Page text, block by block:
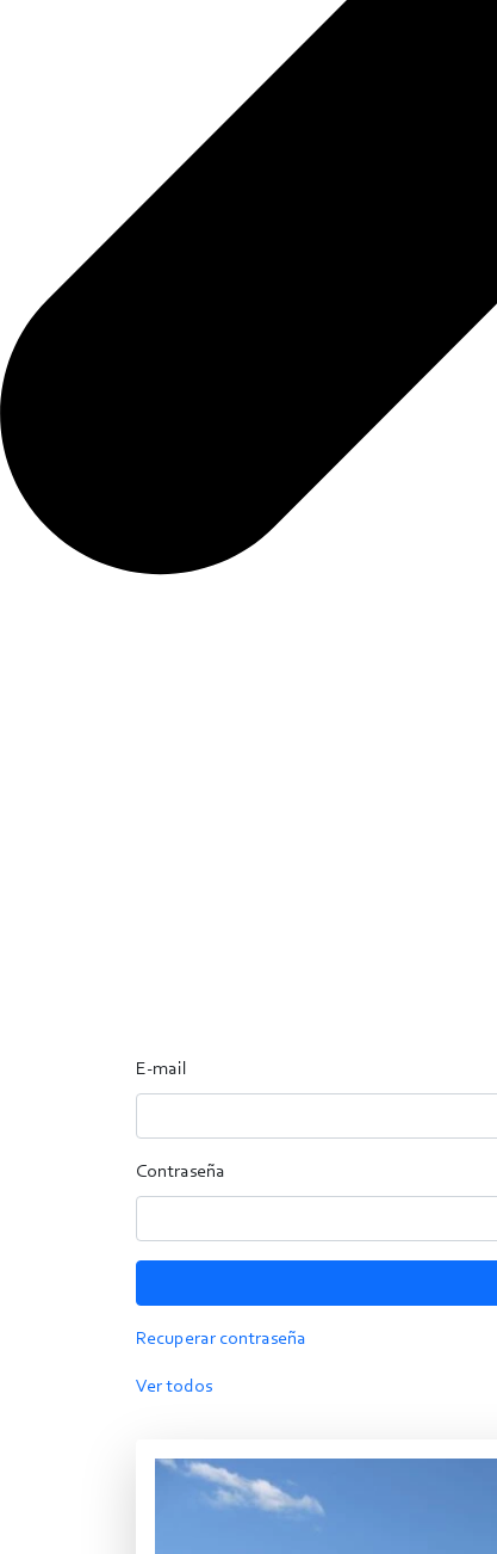
E-mail
Contraseña
Recuperar contraseña
Ver todos